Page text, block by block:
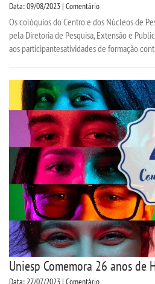
Data: 09/08/2023 | Comentário
Os colóquios do Centro e dos Núcleos de
pela Diretoria de Pesquisa, Extensão e
aos participantesatividades de formação
Uniesp Comemora 26 anos de
Data: 27/07/2023 | Comentário